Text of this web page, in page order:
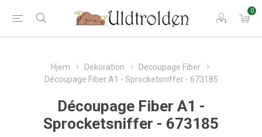
0
Hjem Dekoration
Decoupage Fiber
Découpage Fiber A1 - Sprocketsniffer - 673185
Découpage Fiber A1 -
Sprocketsniffer - 673185